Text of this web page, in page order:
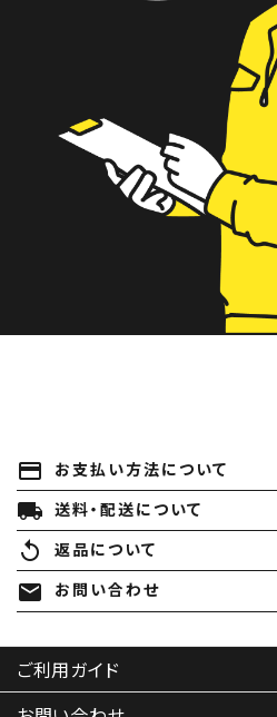
payment お支払い方法について
local_shipping 送料・配送について
replay 返品について
mail お問い合わせ
ご利用ガイド